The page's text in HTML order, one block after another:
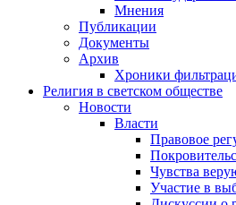
Мнения
Публикации
Документы
Архив
Хроники
Религия в светском обществе
Новости
Власти
Правовое
Чувства
Участие в